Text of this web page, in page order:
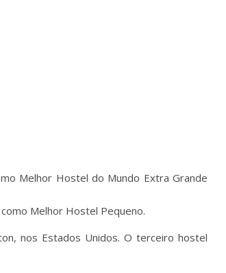
Melhor Hostel do Mundo Extra Grande
Melhor Hostel Pequeno.
nos Estados Unidos. O terceiro hostel